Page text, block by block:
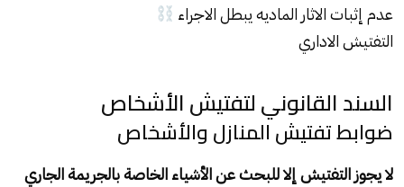
عدم إثبات الاثار الماديه يبطل الاجراء
التفتيشالاداري
السند القانوني لتفتيش الأشخاص
ضوابط تفتيش المنازل والأشخاص
لا يجوز التفتيش إلا للبحث عن الأشياء الخاصة بالجريمة الجاري